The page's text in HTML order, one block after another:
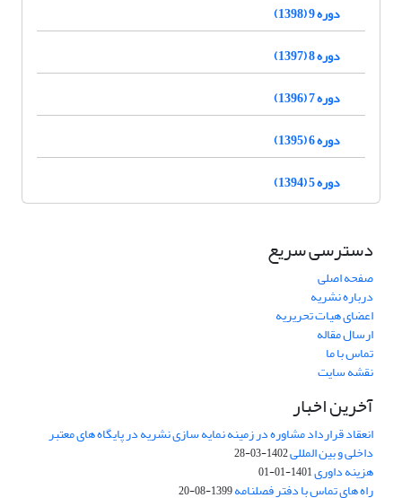
دوره 9 (1398)
دوره 8 (1397)
دوره 7 (1396)
دوره 6 (1395)
دوره 5 (1394)
دسترسی سریع
صفحه اصلی
درباره نشریه
اعضای هیات تحریریه
ارسال مقاله
تماس با ما
نقشه سایت
آخرین اخبار
انعقاد قرارداد مشاوره در زمینه نمایه سازی نشریه در پایگاه های معتبر
داخلی و بین المللی1402-03-28
هزینه داوری1401-01-01
راه های تماس با دفتر فصلنامه1399-08-20